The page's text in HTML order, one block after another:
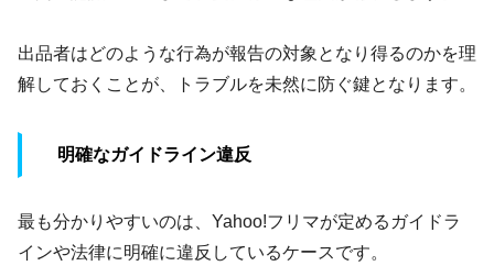
出品者はどのような行為が報告の対象となり得るのかを理
解しておくことが、トラブルを未然に防ぐ鍵となります。
明確なガイドライン違反
最も分かりやすいのは、Yahoo!フリマが定めるガイドラ
インや法律に明確に違反しているケースです。